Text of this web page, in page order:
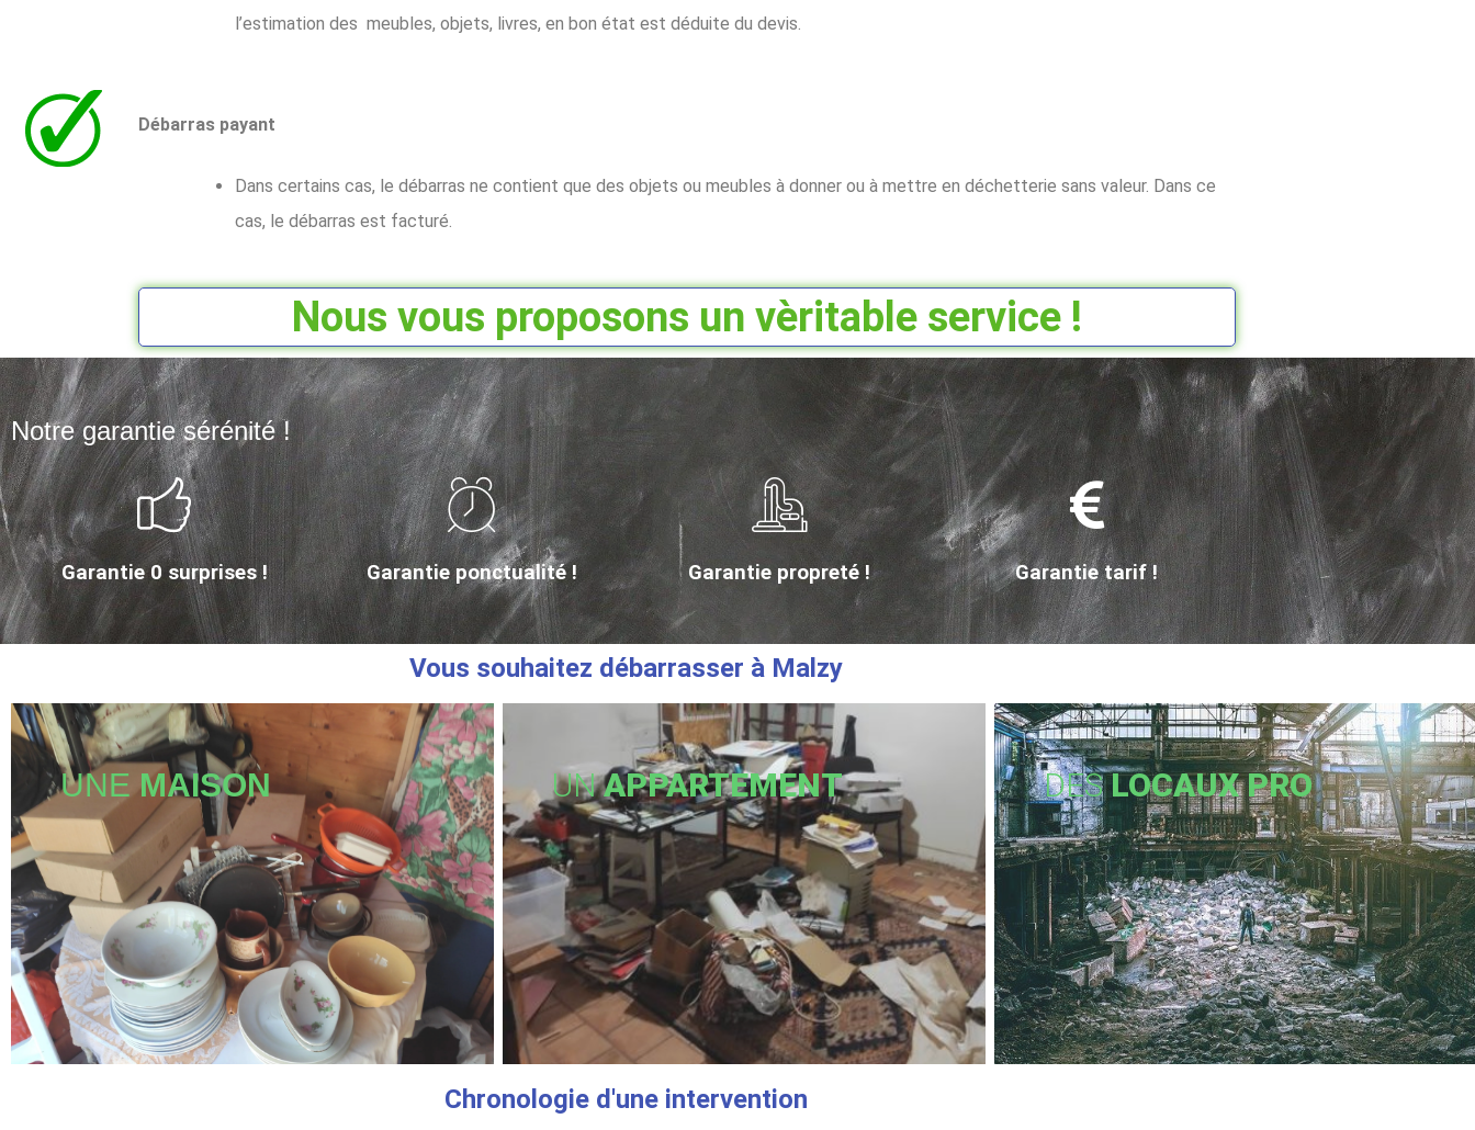
l’estimation des meubles, objets, livres, en bon état est déduite du devis.
Débarras payant
Dans certains cas, le débarras ne contient que des objets ou meubles à donner ou à mettre en déchetterie sans valeur. Dans ce
cas, le débarras est facturé.
Nous vous proposons un vèritable service !
Notre garantie sérénité !
Garantie 0 surprises ! Garantie ponctualité ! Garantie propreté ! Garantie tarif !
Vous souhaitez débarrasser à Malzy
UNEMAISON UNAPPARTEMENT DESLOCAUX PRO
Chronologie d'une intervention